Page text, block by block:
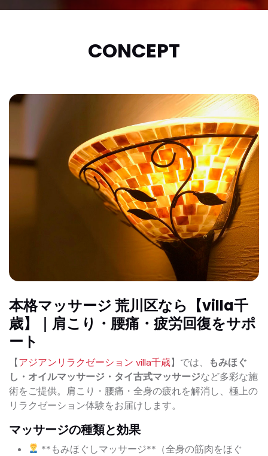
CONCEPT
本格マッサージ 荒川区なら【villa千
歳】｜肩こり・腰痛・疲労回復をサポ
ート
【アジアンリラクゼーション villa千歳】では、
もみほぐ
し・オイルマッサージ・タイ古式マッサージなど多彩な施
術をご提供。肩こり・腰痛・全身の疲れを解消し、極上の
リラクゼーション体験をお届けします。
マッサージの種類と効果
**もみほぐしマッサージ**（全身の筋肉をほぐ